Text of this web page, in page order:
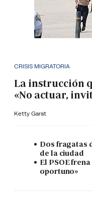
CRISIS MIGRATORIA
La instrucción
«No actuar,
Ketty Garat
Dos fragatas
de la ciudad
El PSOE
oportuno»